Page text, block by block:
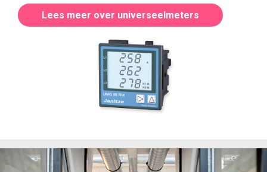
Lees meer over universeelmeters